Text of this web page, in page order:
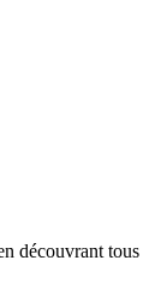
découvrant tous